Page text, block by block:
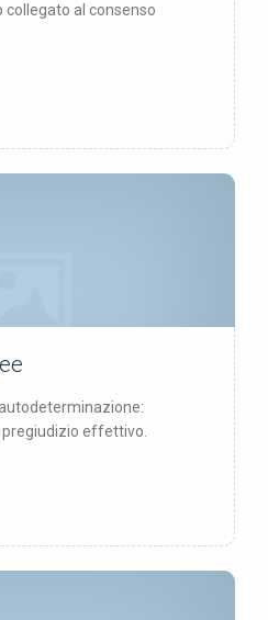
collegato al consenso
pregiudizio effettivo.